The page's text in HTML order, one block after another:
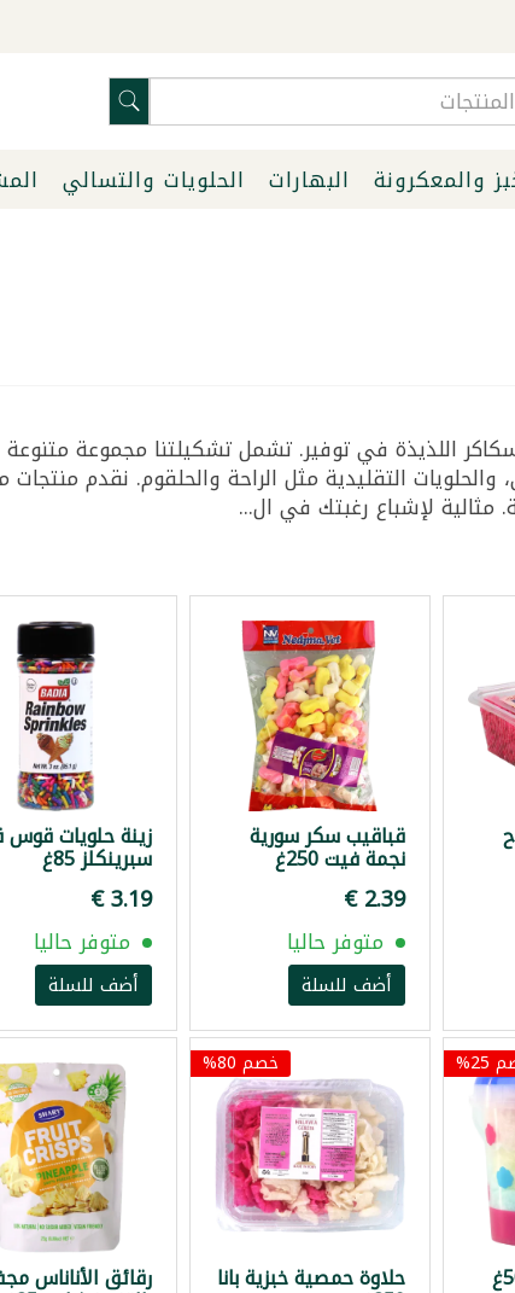
والمعكرونة البهارات الحلويات والتسالي
اللذيذة في توفير. تشمل تشكيلتنا مجموعة
والحلويات التقليدية مثل الراحة والحلقوم. نقدم
مثالية لإشباع رغبتك في ال...
قباقيب سكر سورية
نجمة فيت 250غ
متوفر حاليا
أضف للسلة
زينة حلويات قوس
سبرينكلز 85غ
متوفر حاليا
أضف للسلة
خصم 80%
حلاوة حمصية خبزية بانا رقائق الأناناس